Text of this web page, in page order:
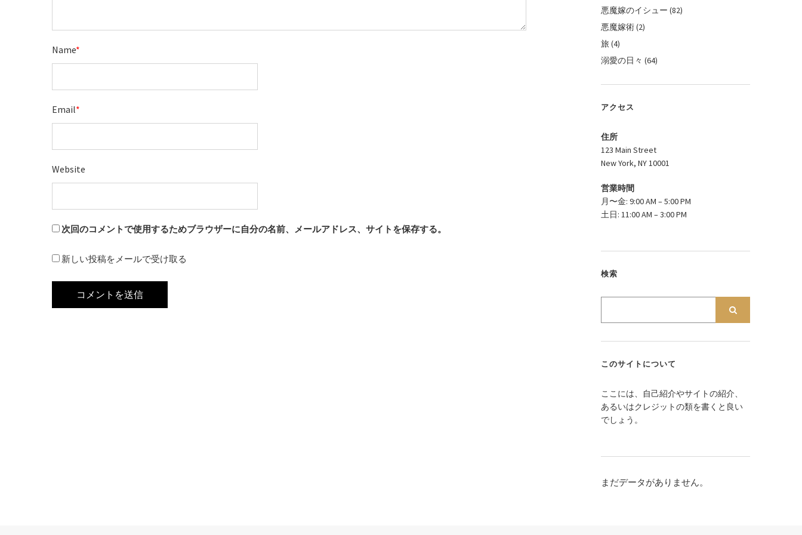
Name*
Email*
Website
次回のコメントで使用するためブラウザーに自分の名前、メールアドレス、サイトを保存する。
新しい投稿をメールで受け取る
悪魔嫁のイシュー (82)
悪魔嫁術(2)
旅 (4)
溺愛の日々 (64)
アクセス
住所
123 Main Street
New York, NY 10001
営業時間
月〜金: 9:00 AM – 5:00 PM
土日: 11:00 AM – 3:00 PM
検索
このサイトについて
ここには、自己紹介やサイトの紹介、
あるいはクレジットの類を書くと良い
でしょう。
まだデータがありません。